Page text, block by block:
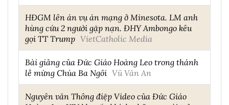
HĐGM lên án vụ án mạng ở Minesota. LM anh
hùng cứu 2 người gặp nạn. ĐHY Ambongo kêu
gọi TT Trump VietCatholic Media
Bài giảng của Đức Giáo Hoàng Leo trong thánh
lễ mừng Chúa Ba Ngôi Vũ Văn An
Nguyên văn Thông điệp Video của Đức Giáo